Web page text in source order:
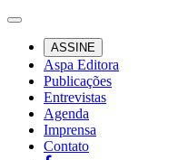
ASSINE
Aspa Editora
Publicações
Entrevistas
Agenda
Imprensa
Contato